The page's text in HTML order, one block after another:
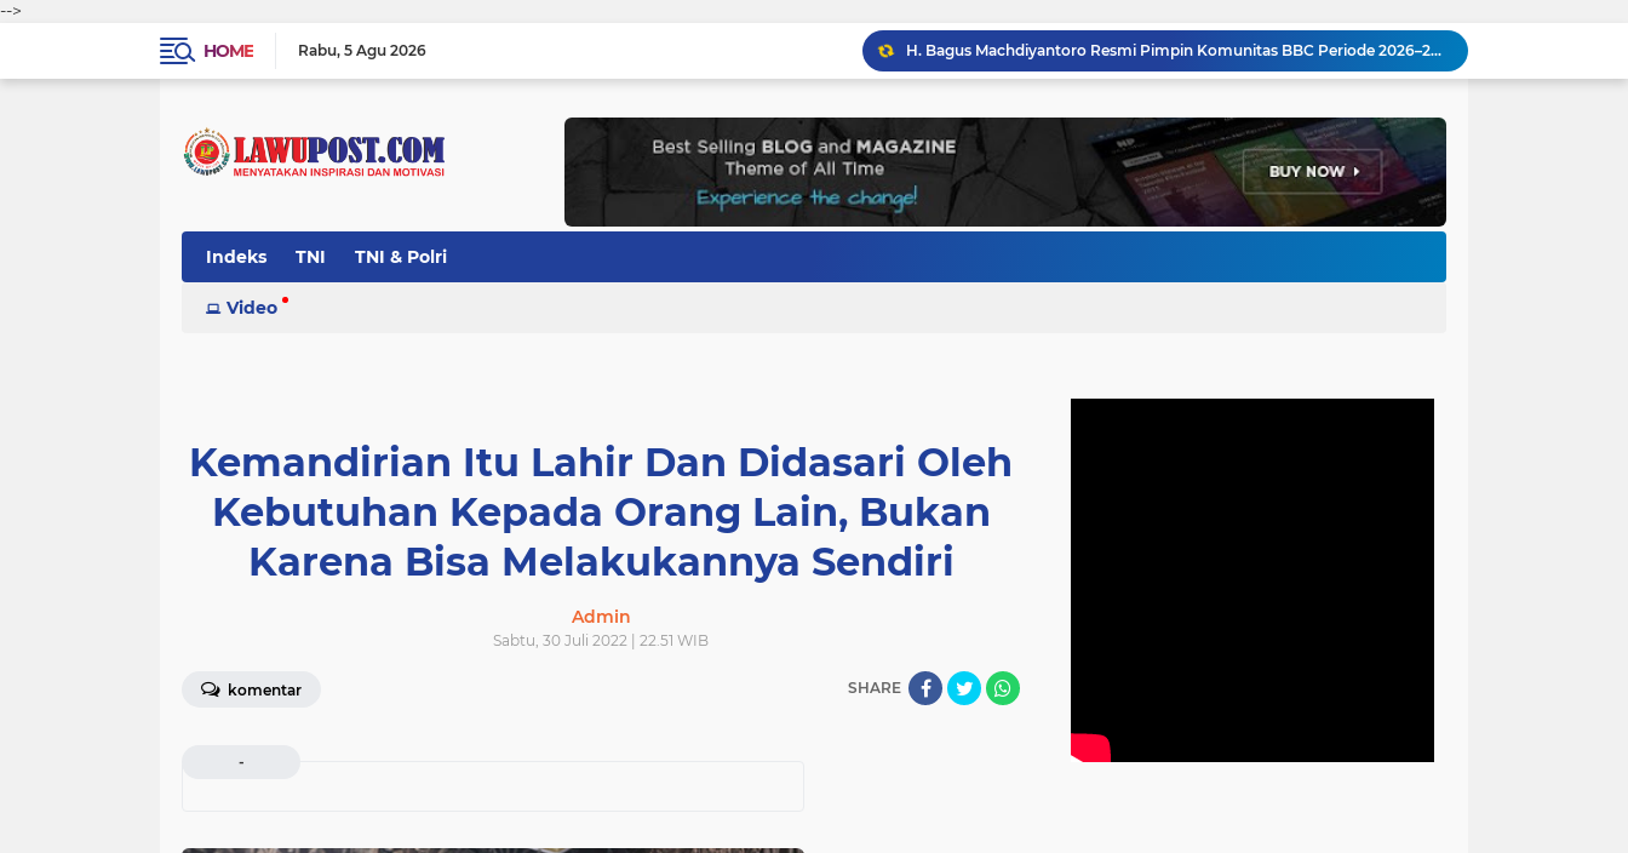
-->
HOME
Rabu 5 Agu 2026
Ketum Paguyuban Cepot Motah Resmikan 28 UMKM, Siap Gelar Festival Budaya dan UMKM di Jalan Braga
Edi Rusyandi Terpilih Secara Aklamasi Pimpin Golkar Bandung Barat, Tonggak Baru Kepemimpinan Harmonis "Turun Ranjang"
Bupati Jeje Ritchie Ismail Rotasikan Kadishub dan Kadisbudpar, Serta Lantik Ratusan ASN Bandung Barat
Pemkot Bandung Siagakan Distribusi Air Bersih Hadapi Dampak Musim Kemarau
Pemkot Bandung Gandeng Big Bad Wolf Hadirkan Festival Literasi Pages and Plates
Indeks TNI TNI & Polri
Video
Kemandirian Itu Lahir Dan Didasari Oleh
Kebutuhan Kepada Orang Lain, Bukan
Karena Bisa Melakukannya Sendiri
Admin
Sabtu, 30 Juli 2022 | 22.51 WIB
komentar SHARE
-